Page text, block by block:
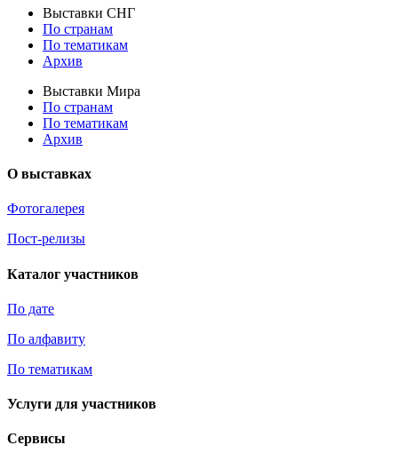
Выставки СНГ
По странам
По тематикам
Архив
Выставки Мира
По странам
По тематикам
Архив
О выставках
Фотогалерея
Пост-релизы
Каталог участников
По дате
По алфавиту
По тематикам
Услуги для участников
Сервисы